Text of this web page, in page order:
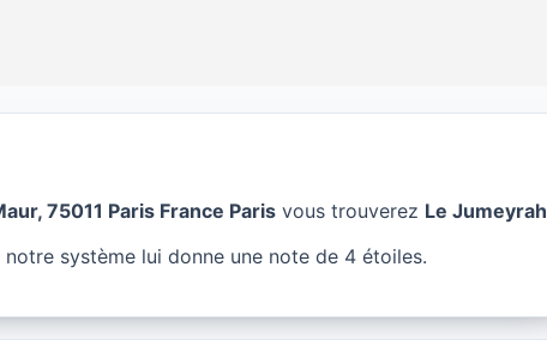
à Paris
75011 Paris France Paris vous trouverez Le Jumeyrah
système lui donne une note de 4 étoiles.